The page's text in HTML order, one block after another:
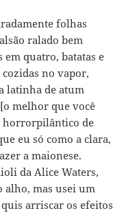
folhas
ralado bem
quatro, batatas e
no vapor,
latinha de atum
melhor que você
horrorpilântico de
eu só como a clara,
a maionese.
da Alice Waters,
alho, mas usei um
arriscar os efeitos